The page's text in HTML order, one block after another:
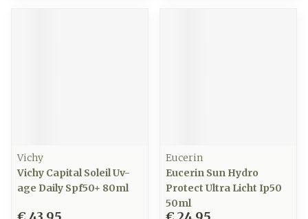
Vichy
Vichy Capital Soleil Uv-
age Daily Spf50+ 80ml
Eucerin
Eucerin Sun Hydro
Protect Ultra Licht Ip50
50ml